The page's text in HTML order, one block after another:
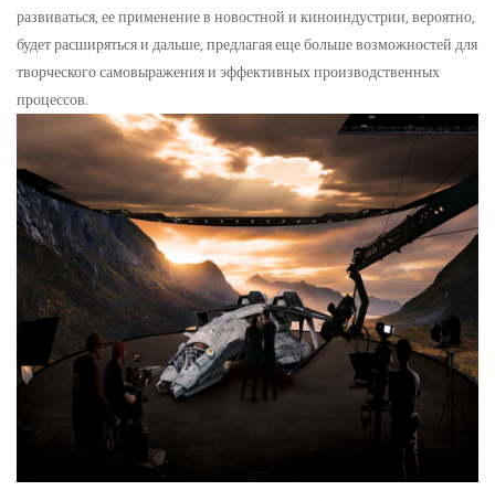
развиваться, ее применение в новостной и киноиндустрии, вероятно,
будет расширяться и дальше, предлагая еще больше возможностей для
творческого самовыражения и эффективных производственных
процессов.